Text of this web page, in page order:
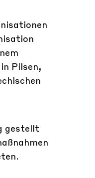
Pilsen,
gestellt